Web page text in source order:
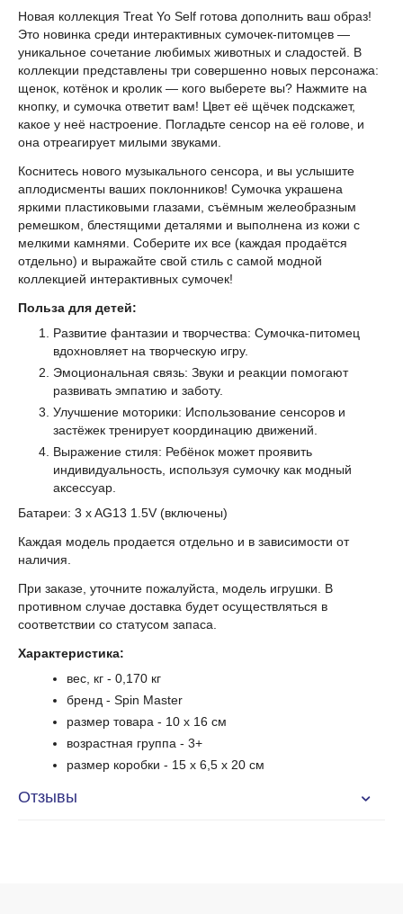
Новая коллекция Treat Yo Self готова дополнить ваш образ!
Это новинка среди интерактивных сумочек-питомцев —
уникальное сочетание любимых животных и сладостей. В
коллекции представлены три совершенно новых персонажа:
щенок, котёнок и кролик — кого выберете вы? Нажмите на
кнопку, и сумочка ответит вам! Цвет её щёчек подскажет,
какое у неё настроение. Погладьте сенсор на её голове, и
она отреагирует милыми звуками.
Коснитесь нового музыкального сенсора, и вы услышите
аплодисменты ваших поклонников! Сумочка украшена
яркими пластиковыми глазами, съёмным желеобразным
ремешком, блестящими деталями и выполнена из кожи с
мелкими камнями. Соберите их все (каждая продаётся
отдельно) и выражайте свой стиль с самой модной
коллекцией интерактивных сумочек!
Польза для детей:
Развитие фантазии и творчества: Сумочка-питомец
вдохновляет на творческую игру.
Эмоциональная связь: Звуки и реакции помогают
развивать эмпатию и заботу.
Улучшение моторики: Использование сенсоров и
застёжек тренирует координацию движений.
Выражение стиля: Ребёнок может проявить
индивидуальность, используя сумочку как модный
аксессуар.
Батареи: 3 x AG13 1.5V (включены)
Каждая модель продается отдельно и в зависимости от
наличия.
При заказе, уточните пожалуйста, модель игрушки. В
противном случае доставка будет осуществляться в
соответствии со статусом запаса.
Характеристика:
вес, кг - 0,170 кг
бренд - Spin Master
размер товара - 10 x 16 см
возрастная группа - 3+
размер коробки - 15 x 6,5 x 20 см
Отзывы